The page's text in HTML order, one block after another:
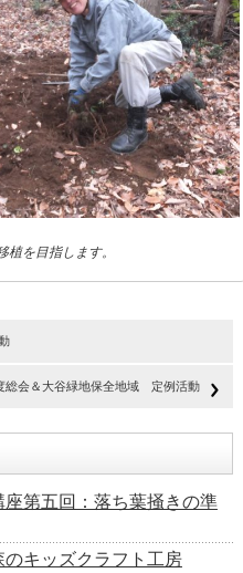
植を目指します。
総会＆大谷緑地保全地域 定例活動
第五回：落ち葉掻きの準
キッズクラフト工房